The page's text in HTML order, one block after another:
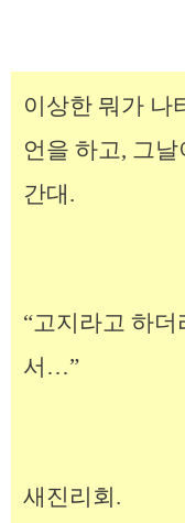
이상한 뭐가 나
언을 하고, 그
간대.
“고지라고 하
서…”
새진리회.